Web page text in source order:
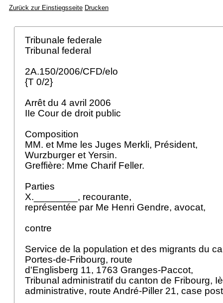
Zurück zur Einstiegsseite Drucken
Tribunale federale
Tribunal federal
2A.150/2006/CFD/elo
{T 0/2}
Arrêt du 4 avril 2006
IIe Cour de droit public
Composition
MM. et Mme les Juges Merkli, Président,
Wurzburger et Yersin.
Greffière: Mme Charif Feller.
Parties
X.________, recourante,
représentée par Me Henri Gendre, avocat,
contre
Service de la population et des migrants du
Portes-de-Fribourg, route
d'Englisberg 11, 1763 Granges-Paccot,
Tribunal administratif du canton de Fribourg,
administrative, route André-Piller 21, case